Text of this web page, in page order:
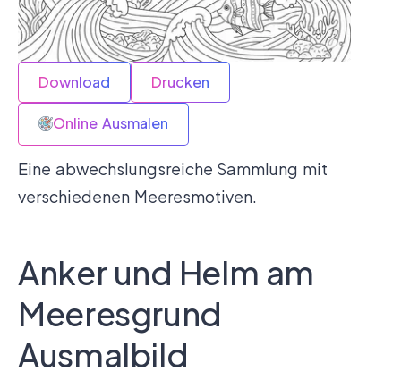
Download Drucken
Online Ausmalen
Eine abwechslungsreiche Sammlung mit
verschiedenen Meeresmotiven.
Anker und Helm am
Meeresgrund
Ausmalbild